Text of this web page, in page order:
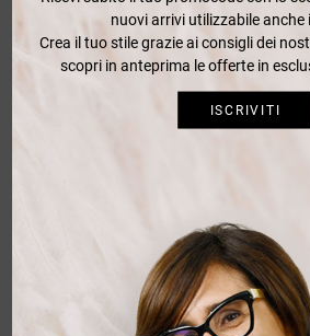
FERRANTE
170,00 € -20%
136,00 €
nuovi arrivi utilizzabile anche
Crea il tuo stile grazie ai consigli dei
scopri in anteprima le offerte in
ISCRIVITI